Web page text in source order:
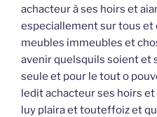
achacteur à ses hoirs et
especiallement sur tous et
meubles immeubles et
avenir quelsquils soient et
seule et pour le tout o
ledit achacteur ses hoirs et
luy plaira et touteffoiz et